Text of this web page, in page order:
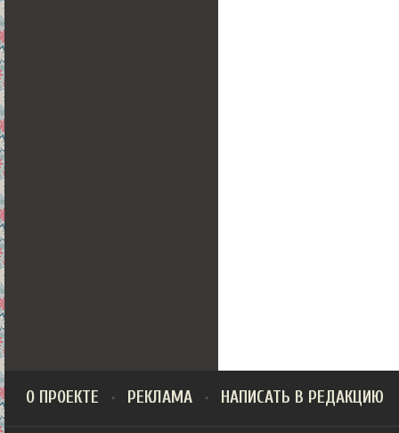
О ПРОЕКТЕ РЕКЛАМА НАПИСАТЬ В РЕДАКЦИЮ